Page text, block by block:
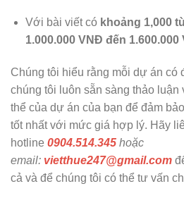
Với bài viết có khoảng 1,000
1.000.000 VNĐ đến 1.600.000
Chúng tôi hiểu rằng mỗi dự án có
chúng tôi luôn sẵn sàng thảo luận
thể của dự án của bạn để đảm
tốt nhất với mức giá hợp lý. Hãy
hotline 0904.514.345 hoặc
email: vietthue247@gmail.com
cả và để chúng tôi có thể tư vấn